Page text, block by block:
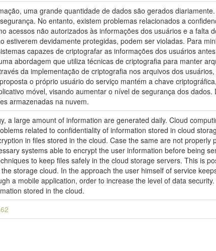
uma grande quantidade de dados são gerados
No entanto, existem problemas relacionados a
acessos não autorizados às informações dos usuários e a falta
estiverem devidamente protegidas, podem ser violadas. Para
capazes de criptografar as informações dos usuários
abordagem que utiliza técnicas de criptografia para manter
da implementação de criptografia nos arquivos dos
o próprio usuário do serviço mantém a chave
móvel, visando aumentar o nível de segurança dos
armazenadas na nuvem.
a large amount of information are generated daily. Cloud
related to confidentiality of information stored in cloud
in files stored in the cloud. Case the same are not properly
systems able to encrypt the user information before being
to keep files safely in the cloud storage servers. This is
storage cloud. In the approach the user himself of service
a mobile application, order to increase the level of data
stored in the cloud.